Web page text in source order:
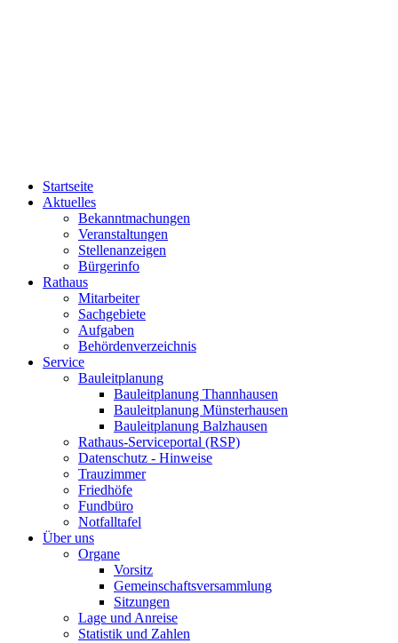
Startseite
Aktuelles
Bekanntmachungen
Veranstaltungen
Stellenanzeigen
Bürgerinfo
Rathaus
Mitarbeiter
Sachgebiete
Aufgaben
Behördenverzeichnis
Service
Bauleitplanung
Bauleitplanung Thannhausen
Bauleitplanung Münsterhausen
Bauleitplanung Balzhausen
Rathaus-Serviceportal (RSP)
Datenschutz - Hinweise
Trauzimmer
Friedhöfe
Fundbüro
Notfalltafel
Über uns
Organe
Vorsitz
Gemeinschaftsversammlung
Sitzungen
Lage und Anreise
Statistik und Zahlen